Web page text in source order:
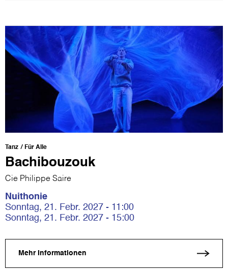
Tanz Für Alle
Bachibouzouk
Cie Philippe Saire
Nuithonie
Sonntag, 21. Febr. 2027 - 11:00
Sonntag, 21. Febr. 2027 - 15:00
Mehr Informationen